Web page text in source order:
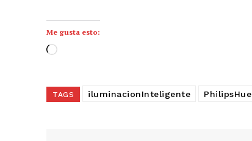
Me gusta esto:
C
g
TAGS iluminacionInteligente PhilipsHue